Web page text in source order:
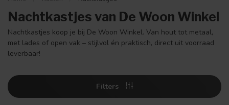
Nachtkastjes van De Woon Winkel
Nachtkastjes koop je bij De Woon Winkel. Van hout tot metaal,
met lades of open vak – stijlvol én praktisch, direct uit voorraad
leverbaar!
Filters